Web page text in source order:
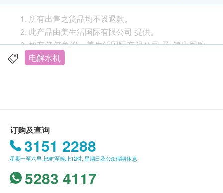
产品特性：
5层镀白金电极板
双重滤芯、十层保障
比市面同类产品较高OPR:-800mV
自动清洗系统
Double Auto Cross Cleaning System
(–自动流路转换装置)，延长电极寿命
4种语言选择，韩文、英文、中文、德文
KFDA，KCL测试认证
美国NFS水质认可
所有出售之货品均不设退款。
此产品由美生活国际有限公司 提供。
如有任何争议，美生活国际有限公司 及 健康网购
health.ESDlife 保留最终决议权。
以下地区不提供送货服务:
打鼓岭, 离岛(大屿山 (包括愉景湾), 南丫岛, 长洲,
坪洲, 大澳, 梅窝, 昂平), 马湾, 沙头角, 落马洲, 皇岗,
流浮山, 龙鼓滩 , 踏石角, 机场。 "
订单确认后将于 7-10 个工作天内送达指定送货地
电解水机
订购及查询
3151 2288
星期一至六早上9时至晚上12时; 星期日及公众假期休息
5283 4117